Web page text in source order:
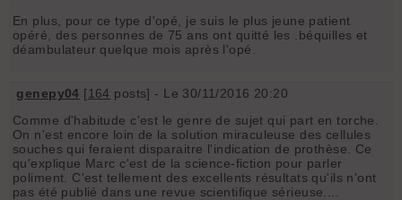
En plus, pour ce type d'opé, je suis le plus jeune patient
opéré, des personnes de 75 ans ont quitté les .béquilles et
déambulateur quelque mois après l'opé.
genepy04 [164 posts] - Le 30/11/2016 20:20
Comme d'habitude c'est le genre de sujet qui part en torche.
On n'est encore loin de la solution miraculeuse des cellules
souches qui feraient disparaitre l'indication de prothèse. Ce
qu'explique Marc c'est de la science-fiction pour parler
poliment. C'est tellement des excellents résultats qu'ils n'ont
pas été publié dans une revue scientifique sérieuse....